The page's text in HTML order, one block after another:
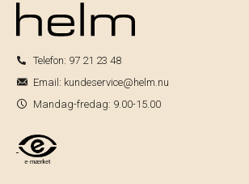
Telefon: 97 21 23 48
Email: kundeservice@helm.nu
Mandag-fredag: 9.00-15.00